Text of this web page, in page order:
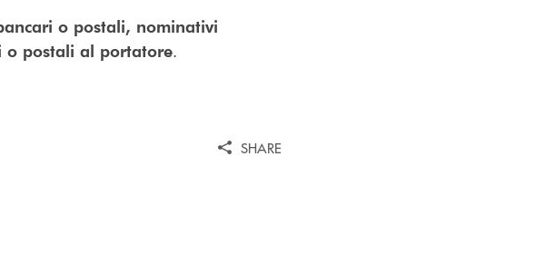
o postali, nominativi
o postali al portatore.
SHARE